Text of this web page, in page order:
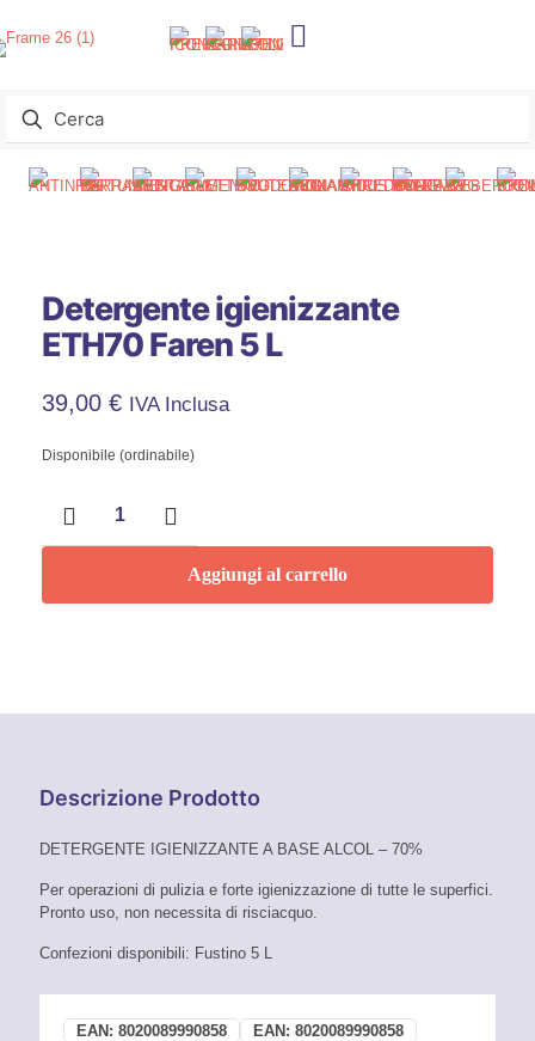
Detergente igienizzante
ETH70 Faren 5 L
39,00 € IVA Inclusa
Disponibile (ordinabile)
igienizzante
ETH70
L
Aggiungi al carrello
Descrizione Prodotto
DETERGENTE IGIENIZZANTE A BASE ALCOL – 70%
Per operazioni di pulizia e forte igienizzazione di tutte le superfici.
Pronto uso, non necessita di risciacquo.
Confezioni disponibili: Fustino 5 L
EAN: 8020089990858 EAN: 8020089990858